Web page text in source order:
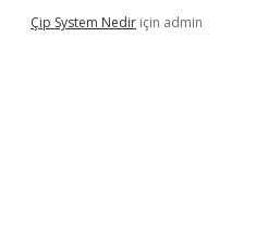
Çip System Nedir için admin